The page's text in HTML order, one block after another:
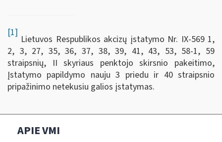
[1]
Lietuvos Respublikos akcizų įstatymo Nr. IX-569 1,
2, 3, 27, 35, 36, 37, 38, 39, 41, 43, 53, 58-1, 59
straipsnių, II skyriaus penktojo skirsnio pakeitimo,
Įstatymo papildymo nauju 3 priedu ir 40 straipsnio
pripažinimo netekusiu galios įstatymas.
APIE VMI